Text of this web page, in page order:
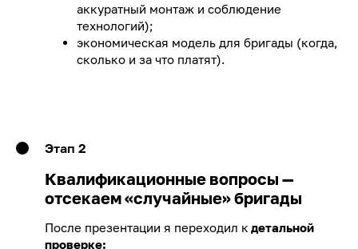
аккуратный монтаж и соблюдение
технологий);
экономическая модель для бригады (когда,
сколько и за что платят).
Этап 2
Квалификационные вопросы —
отсекаем «случайные» бригады
После презентации я переходил к детальной
проверке: